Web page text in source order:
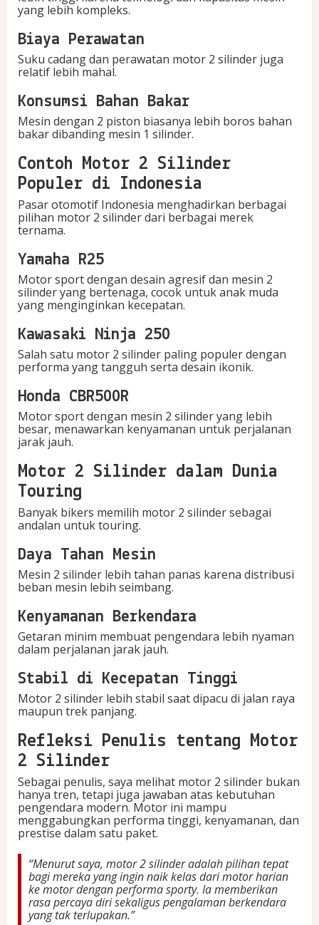
yang lebih kompleks.
Biaya Perawatan
Suku cadang dan perawatan motor 2 silinder juga
relatif lebih mahal.
Konsumsi Bahan Bakar
Mesin dengan 2 piston biasanya lebih boros bahan
bakar dibanding mesin 1 silinder.
Contoh Motor 2 Silinder
Populer di Indonesia
Pasar otomotif Indonesia menghadirkan berbagai
pilihan motor 2 silinder dari berbagai merek
ternama.
Yamaha R25
Motor sport dengan desain agresif dan mesin 2
silinder yang bertenaga, cocok untuk anak muda
yang menginginkan kecepatan.
Kawasaki Ninja 250
Salah satu motor 2 silinder paling populer dengan
performa yang tangguh serta desain ikonik.
Honda CBR500R
Motor sport dengan mesin 2 silinder yang lebih
besar, menawarkan kenyamanan untuk perjalanan
jarak jauh.
Motor 2 Silinder dalam Dunia
Touring
Banyak bikers memilih motor 2 silinder sebagai
andalan untuk touring.
Daya Tahan Mesin
Mesin 2 silinder lebih tahan panas karena distribusi
beban mesin lebih seimbang.
Kenyamanan Berkendara
Getaran minim membuat pengendara lebih nyaman
dalam perjalanan jarak jauh.
Stabil di Kecepatan Tinggi
Motor 2 silinder lebih stabil saat dipacu di jalan raya
maupun trek panjang.
Refleksi Penulis tentang Motor
2 Silinder
Sebagai penulis, saya melihat motor 2 silinder bukan
hanya tren, tetapi juga jawaban atas kebutuhan
pengendara modern. Motor ini mampu
menggabungkan performa tinggi, kenyamanan, dan
prestise dalam satu paket.
“Menurut saya, motor 2 silinder adalah pilihan tepat
bagi mereka yang ingin naik kelas dari motor harian
ke motor dengan performa sporty. Ia memberikan
rasa percaya diri sekaligus pengalaman berkendara
yang tak terlupakan.”